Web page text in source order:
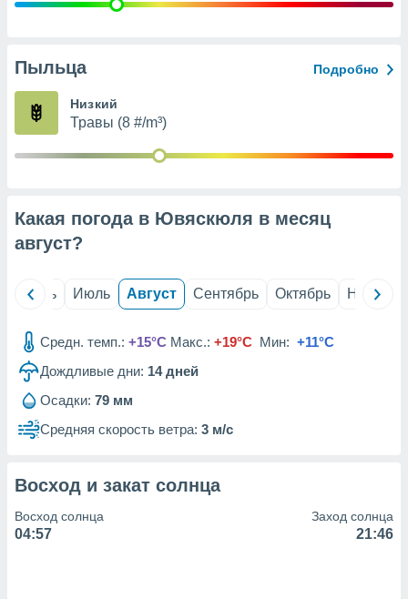
рекламы
сведения
1199
Пыльца Подробно
Низкий
Травы (8 #/m³)
Какая погода в Ювяскюля в месяц
август?
Июнь Июль Август Сентябрь Октябрь Ноябрь
Средн. темп.: +15°C Макс.: +19°C Мин: +11°C
Дождливые дни: 14дней
Осадки: 79 мм
Средняя скорость ветра: 3 м/с
Восход и закат солнца
Восход солнца
04:57
Заход солнца
21:46